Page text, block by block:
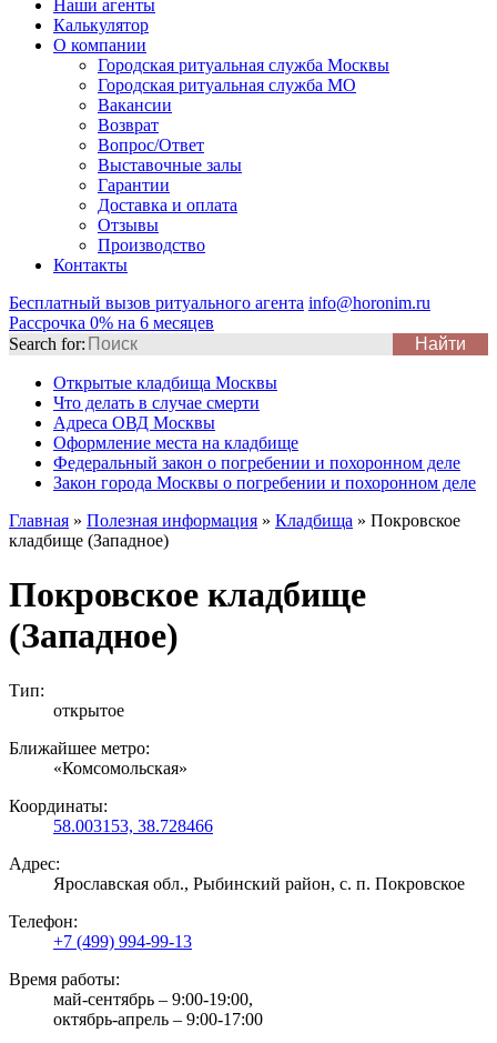
Наши агенты
Калькулятор
О компании
Городская ритуальная служба Москвы
Городская ритуальная служба МО
Вакансии
Возврат
Вопрос/Ответ
Выставочные залы
Гарантии
Доставка и оплата
Отзывы
Производство
Контакты
Бесплатный вызов ритуального агента info@horonim.ru
Рассрочка 0% на 6 месяцев
Search for:
Открытые кладбища Москвы
Что делать в случае смерти
Адреса ОВД Москвы
Оформление места на кладбище
Федеральный закон о погребении и похоронном деле
Закон города Москвы о погребении и похоронном деле
Главная » Полезная информация » Кладбища » Покровское
кладбище (Западное)
Покровское кладбище
(Западное)
Тип:
открытое
Ближайшее метро:
«Комсомольская»
Координаты:
58.003153, 38.728466
Адрес:
Ярославская обл., Рыбинский район, с. п. Покровское
Телефон:
+7 (499) 994-99-13
Время работы:
май-сентябрь – 9:00-19:00,
октябрь-апрель – 9:00-17:00